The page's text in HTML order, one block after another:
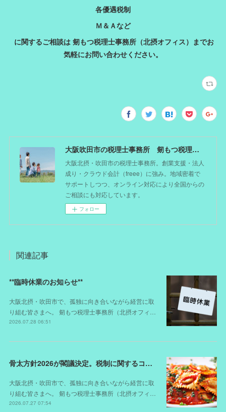
各優遇税制
Ｍ＆Ａなど
に関するご相談は 剱もつ税理士事務所（北摂オフィス）までお
気軽にお問い合わせください。
大阪吹田市の税理士事務所 剱もつ税理士（北摂オフィス）―かつてdoctorを目指した税理士が企業のホームドクターとしてあなたの事業をサポート。税理士が直接担当する『かかりつけ税理士』
大阪北摂・吹田市の税理士事務所。創業支援・法人
成り・クラウド会計（freee）に強み。地域密着で
サポートしつつ、オンライン対応により全国からの
ご相談にも対応しています。
フォロー
関連記事
**臨時休業のお知らせ**
大阪北摂・吹田市で、孤独に向き合いながら経営に取
り組む皆さまへ。 剱もつ税理士事務所（北摂オフィ…
2026.07.28 06:51
骨太方針2026が閣議決定。税制に関するコメントは？
大阪北摂・吹田市で、孤独に向き合いながら経営に取
り組む皆さまへ。 剱もつ税理士事務所（北摂オフィ…
2026.07.27 07:54